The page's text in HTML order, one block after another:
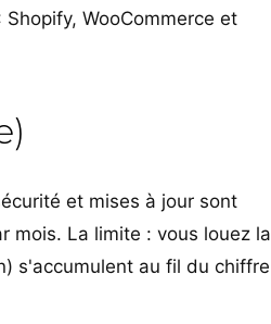
WooCommerce et
et mises à jour sont
mois. La limite : vous louez la
s'accumulent au fil du chiffre